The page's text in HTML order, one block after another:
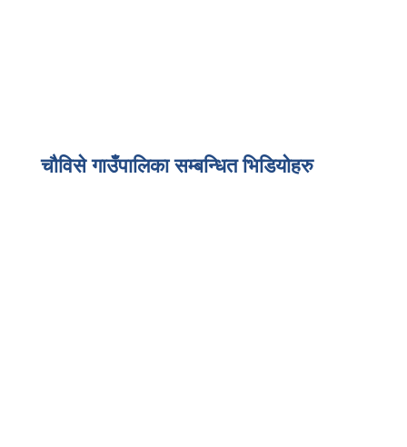
चौविसे गाउँपालिका सम्बन्धित भिडियोहरु